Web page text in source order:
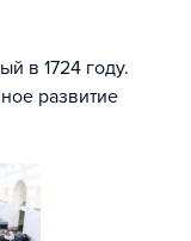
в 1724 году.
развитие